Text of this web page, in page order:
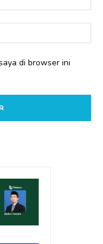
di browser ini